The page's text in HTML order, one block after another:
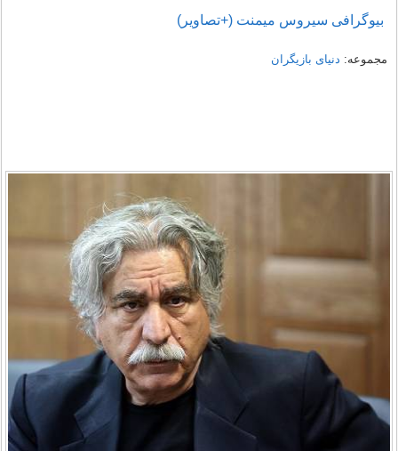
بیوگرافی سیروس میمنت (+تصاویر)
مجموعه: دنیای بازیگران